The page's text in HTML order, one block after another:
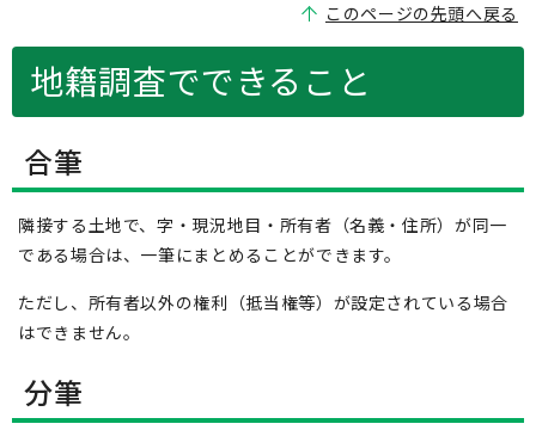
このページの先頭へ戻る
地籍調査でできること
合筆
隣接する土地で、字・現況地目・所有者（名義・住所）が同一
である場合は、一筆にまとめることができます。
ただし、所有者以外の権利（抵当権等）が設定されている場合
はできません。
分筆